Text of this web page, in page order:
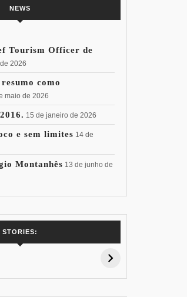
NEWS
Tourism Officer de
2026
como
maio de 2026
15 de janeiro de 2026
e sem limites 14 de
Montanhês 13 de junho de
STORIES:
Pessoal: Os